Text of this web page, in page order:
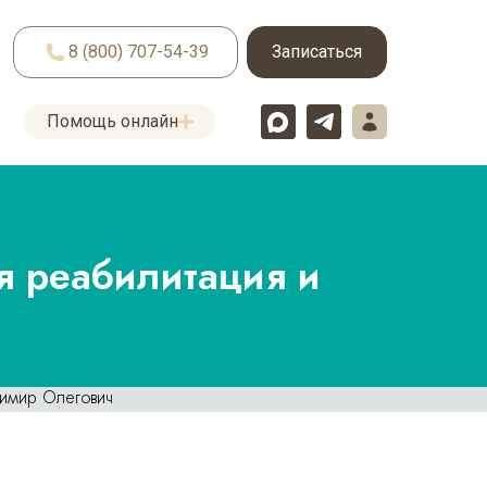
Записаться
8 (800) 707-54-39
Помощь онлайн
и
Олегович